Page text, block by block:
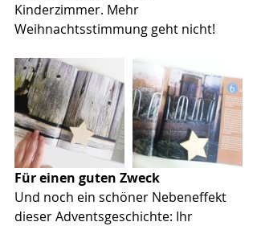
Kinderzimmer. Mehr
Weihnachtsstimmung geht nicht!
Für einen guten Zweck
Und noch ein schöner Nebeneffekt
dieser Adventsgeschichte: Ihr